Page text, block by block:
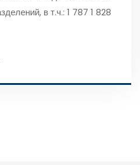
в т.ч.: 1 787 1 828